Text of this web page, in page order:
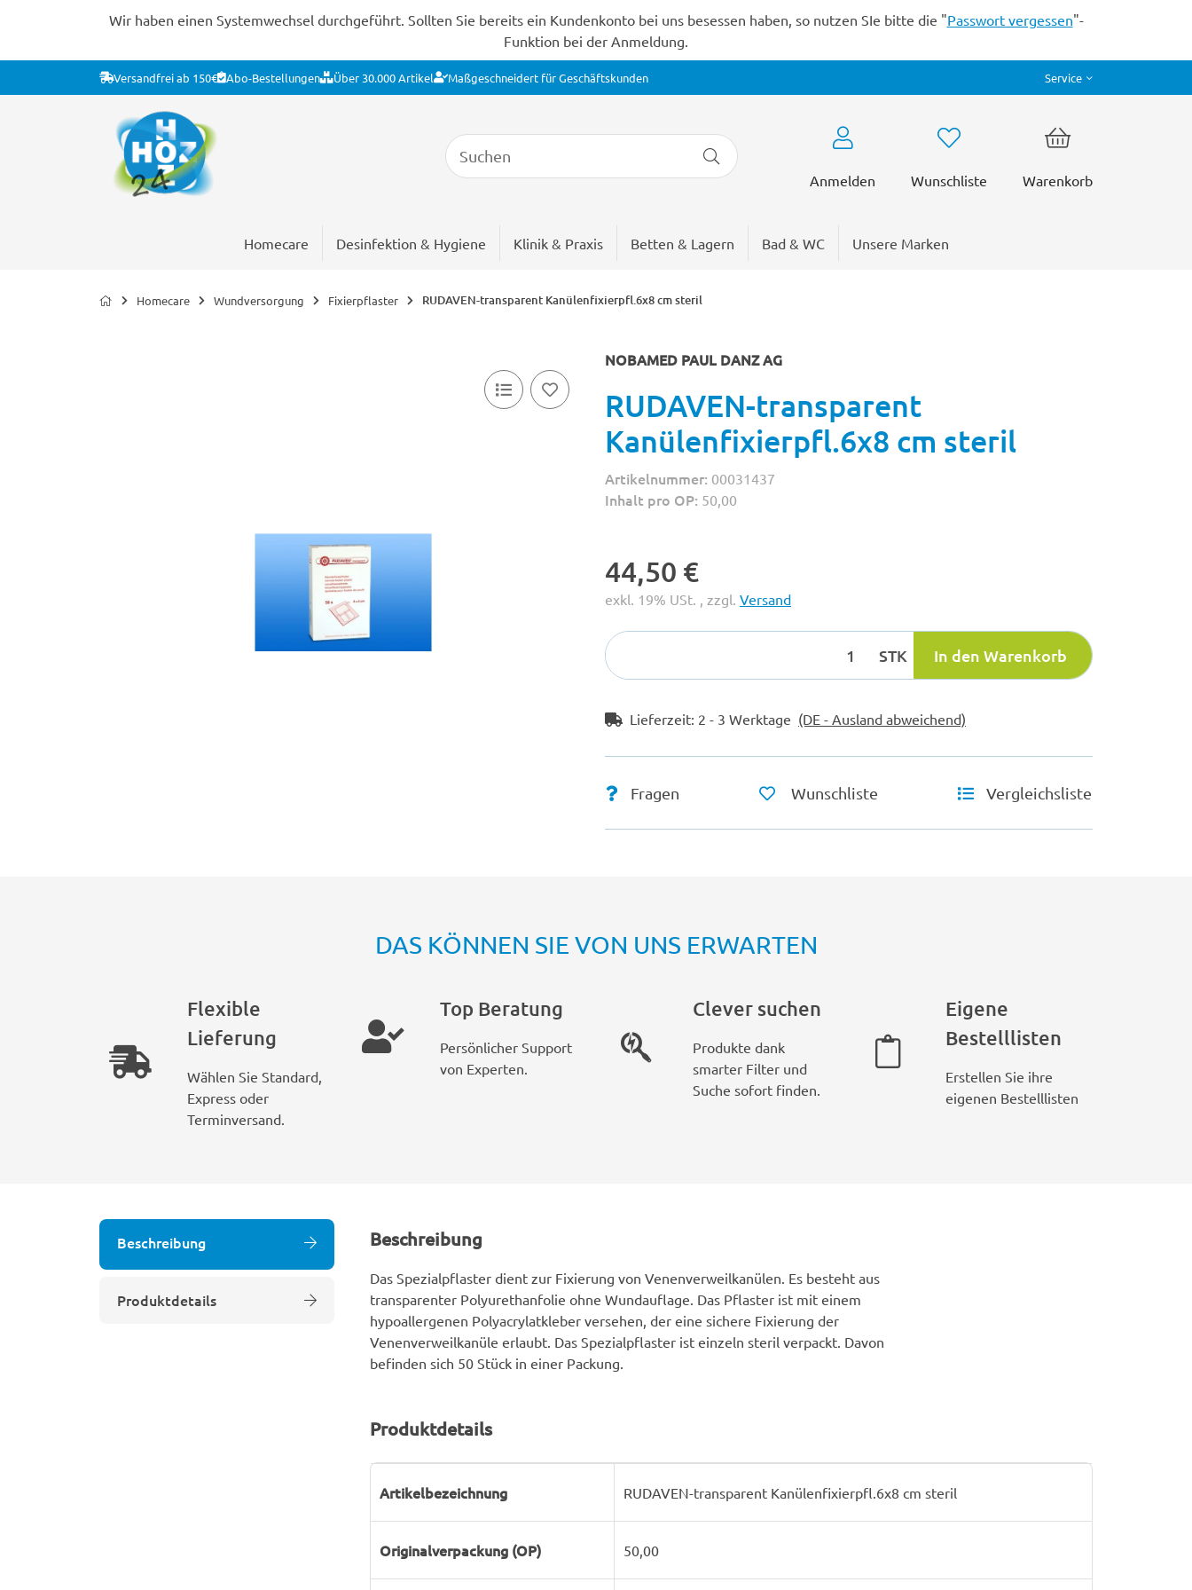
Wir haben einen Systemwechsel durchgeführt. Sollten Sie bereits ein Kundenkonto bei uns besessen haben, so nutzen SIe bitte die "Passwort vergessen"-
Funktion bei der Anmeldung.
Versandfrei ab 150€ Abo-Bestellungen Über 30.000 Artikel Maßgeschneidert für Geschäftskunden Service
Anmelden Wunschliste Warenkorb
Homecare Desinfektion & Hygiene Klinik & Praxis Betten & Lagern Bad & WC Unsere Marken
Homecare Wundversorgung Fixierpflaster RUDAVEN-transparent Kanülenfixierpfl.6x8 cm steril
NOBAMED PAUL DANZ AG
RUDAVEN-transparent
Kanülenfixierpfl.6x8 cm steril
Artikelnummer: 00031437
Inhalt pro OP: 50,00
44,50 €
exkl. 19% USt. , zzgl. Versand
STK In den Warenkorb
Lieferzeit: 2 - 3 Werktage (DE - Ausland abweichend)
Fragen Wunschliste Vergleichsliste
DAS KÖNNEN SIE VON UNS ERWARTEN
Flexible
Lieferung
Wählen Sie Standard,
Express oder
Terminversand.
Top Beratung
Persönlicher Support
von Experten.
Clever suchen
Produkte dank
smarter Filter und
Suche sofort finden.
Eigene
Bestelllisten
Erstellen Sie ihre
eigenen Bestelllisten
Beschreibung
Produktdetails
Beschreibung
Das Spezialpflaster dient zur Fixierung von Venenverweilkanülen. Es besteht aus
transparenter Polyurethanfolie ohne Wundauflage. Das Pflaster ist mit einem
hypoallergenen Polyacrylatkleber versehen, der eine sichere Fixierung der
Venenverweilkanüle erlaubt. Das Spezialpflaster ist einzeln steril verpackt. Davon
befinden sich 50 Stück in einer Packung.
Produktdetails
Artikelbezeichnung RUDAVEN-transparent Kanülenfixierpfl.6x8 cm steril
Originalverpackung (OP) 50,00